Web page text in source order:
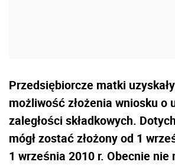
Przedsiębiorcze matki
możliwość złożenia wniosku o
zaległości składkowych.
mógł zostać złożony od 1
1 września 2010 r. Obecnie nie